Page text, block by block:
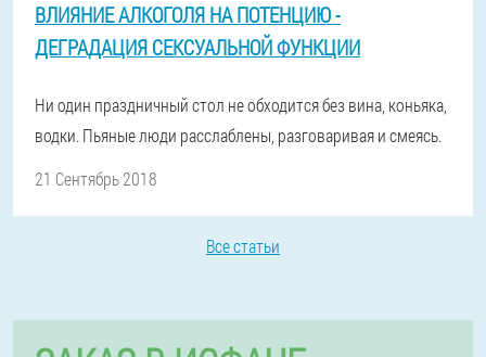
ВЛИЯНИЕ АЛКОГОЛЯ НА ПОТЕНЦИЮ -
ДЕГРАДАЦИЯ СЕКСУАЛЬНОЙ ФУНКЦИИ
Ни один праздничный стол не обходится без вина, коньяка,
водки. Пьяные люди расслаблены, разговаривая и смеясь.
21 Сентябрь 2018
Все статьи